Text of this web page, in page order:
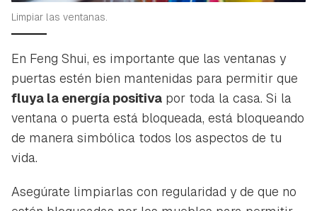
Limpiar las ventanas.
En Feng Shui, es importante que las ventanas y
puertas estén bien mantenidas para permitir que
fluya la energía positiva por toda la casa. Si la
ventana o puerta está bloqueada, está bloqueando
de manera simbólica todos los aspectos de tu
vida.
Asegúrate limpiarlas con regularidad y de que no